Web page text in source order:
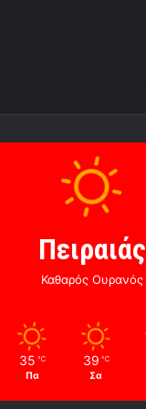
Πειραιάς
Καθαρός Ουρανός
35 ℃
Πα
39 ℃
Σα